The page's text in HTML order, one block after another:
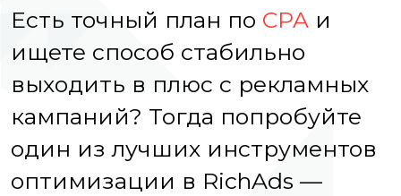
Есть точный план по CPA и
ищете способ стабильно
выходить в плюс с рекламных
кампаний? Тогда попробуйте
один из лучших инструментов
оптимизации в RichAds —